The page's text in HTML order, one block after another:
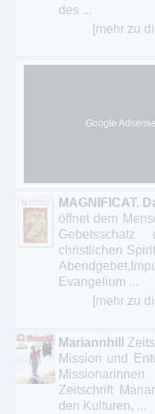
des ...
[mehr zu
Google
MAGNIFICAT.
öffnet dem
christlichen
Evangelium ...
[mehr zu
Mariannhill
Mission und
Zeitschrift
den Kulturen, ...